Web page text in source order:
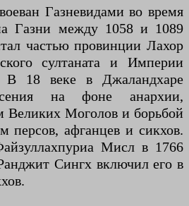
Газневидами во время
Газни между 1058 и 1089
частью провинции Лахор
султаната и Империи
В 18 веке в Джаландхаре
на фоне анархии,
Великих Моголов и борьбой
персов, афганцев и сикхов.
Мисл в 1766
Сингх включил его в